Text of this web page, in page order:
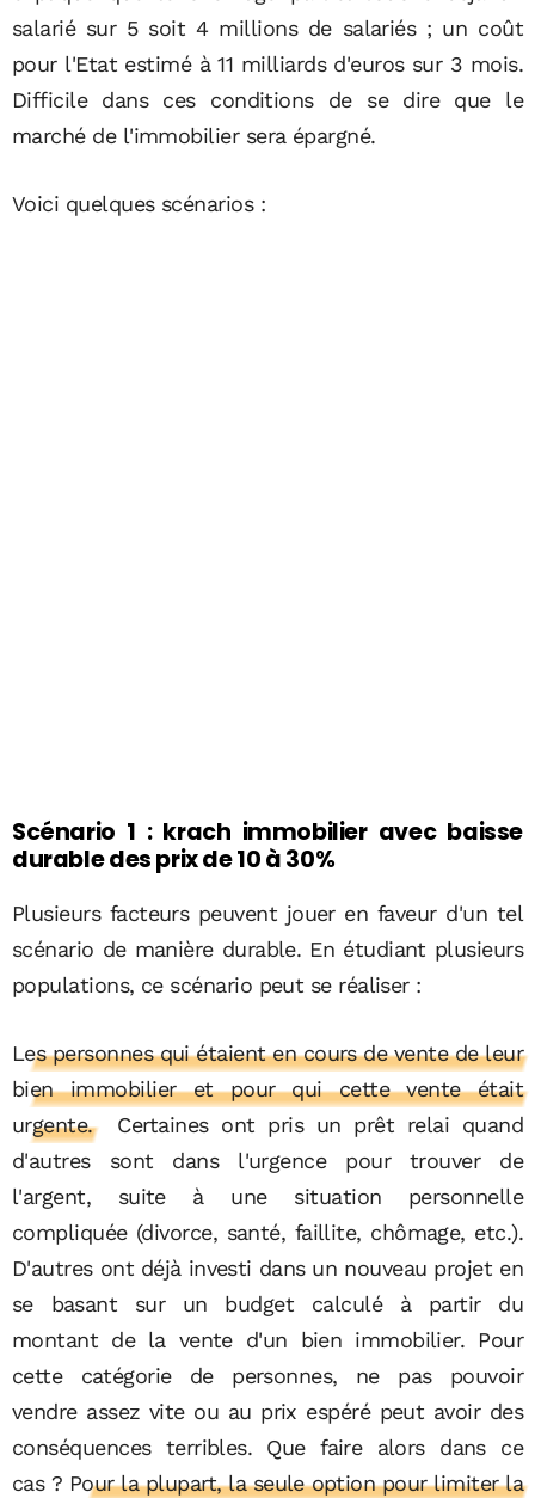
salarié sur 5 soit 4 millions de salariés ; un coût
pour l'Etat estimé à 11 milliards d'euros sur 3 mois.
Difficile dans ces conditions de se dire que le
marché de l'immobilier sera épargné.
Voici quelques scénarios :
Scénario 1 : krach immobilier avec baisse
durable des prix de 10 à 30%
Plusieurs facteurs peuvent jouer en faveur d'un tel
scénario de manière durable. En étudiant plusieurs
populations, ce scénario peut se réaliser :
Les personnes qui étaient en cours de vente de leur
bien immobilier et pour qui cette vente était
urgente.
Certaines ont pris un prêt relai quand
d'autres sont dans l'urgence pour trouver de
l'argent, suite à une situation personnelle
compliquée (divorce, santé, faillite, chômage, etc.).
D'autres ont déjà investi dans un nouveau projet en
se basant sur un budget calculé à partir du
montant de la vente d'un bien immobilier. Pour
cette catégorie de personnes, ne pas pouvoir
vendre assez vite ou au prix espéré peut avoir des
conséquences terribles. Que faire alors dans ce
cas ? Pour la plupart, la seule option pour limiter la